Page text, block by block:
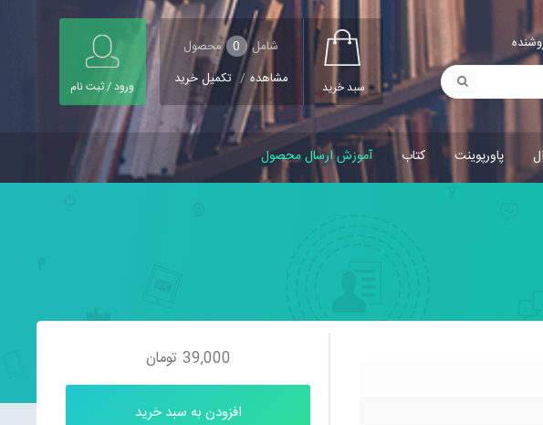
سبد خرید
شامل 0 محصول
مشاهده / تکمیل خرید ورود / ثبت نام
پاورپوینت کتاب آموزش ارسال محصول
39,000 تومان
افزودن به سبد خرید